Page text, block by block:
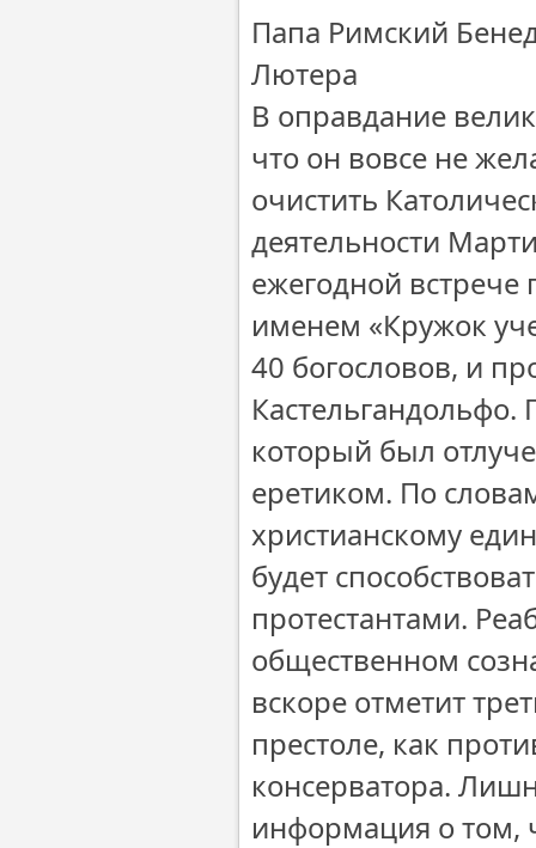
Папа Римский
Лютера
В оправдание
что он вовсе не
очистить
деятельности
ежегодной
именем «Кружок
40 богословов, и
который был
еретиком. По
христианскому
будет
протестантами.
общественном
вскоре отметит
престоле, как
консерватора.
информация о том,